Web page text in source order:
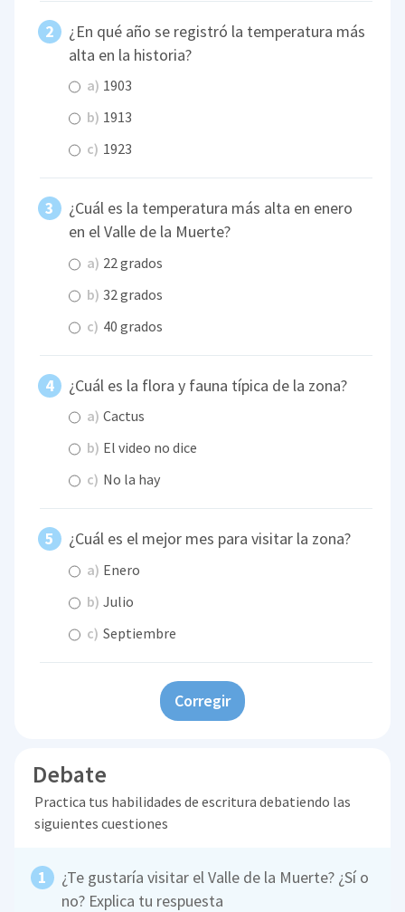
¿En qué año se registró la temperatura más
alta en la historia?
a) 1903
b) 1913
c) 1923
¿Cuál es la temperatura más alta en enero
en el Valle de la Muerte?
a) 22 grados
b) 32 grados
c) 40 grados
¿Cuál es la flora y fauna típica de la zona?
a) Cactus
b) El video no dice
c) No la hay
¿Cuál es el mejor mes para visitar la zona?
a) Enero
b) Julio
c) Septiembre
Corregir
Debate
Practica tus habilidades de escritura debatiendo las
siguientes cuestiones
¿Te gustaría visitar el Valle de la Muerte? ¿Sí o
no? Explica tu respuesta